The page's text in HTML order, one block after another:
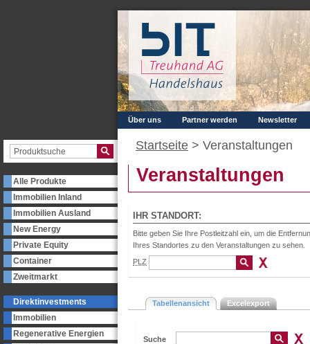
Alle Produkte
Immobilien Inland
Immobilien Ausland
New Energy
Private Equity
Container
Zweitmarkt
Direktinvestments
Immobilien
Regenerative Energien
Über uns Partner werden Newsletter
Startseite > Veranstaltungen
Veranstaltungen
IHR STANDORT:
Bitte geben Sie Ihre Postleitzahl ein, um die
Ihres Standortes zu den Veranstaltungen zu sehen.
PLZ
Tabellenansicht Excelexport
Suche